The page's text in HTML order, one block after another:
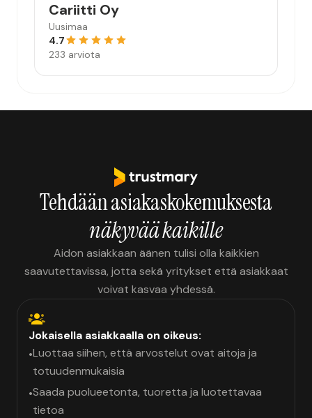
Cariitti Oy
Uusimaa
4.7
233 arviota
Tehdään asiakaskokemuksesta
näkyvää kaikille
Aidon asiakkaan äänen tulisi olla kaikkien
saavutettavissa, jotta sekä yritykset että asiakkaat
voivat kasvaa yhdessä.
Jokaisella asiakkaalla on oikeus:
•Luottaa siihen, että arvostelut ovat aitoja ja
totuudenmukaisia
•Saada puolueetonta, tuoretta ja luotettavaa
tietoa